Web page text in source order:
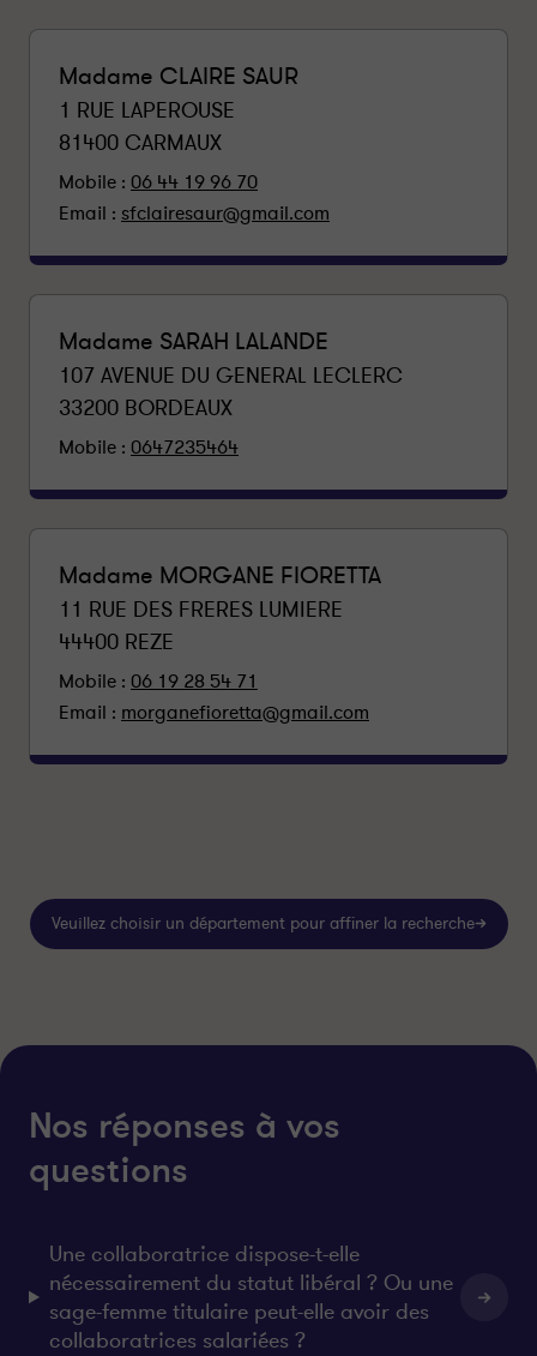
Madame CLAIRE SAUR
1 RUE LAPEROUSE
81400 CARMAUX
Mobile : 06 44 19 96 70
Email : sfclairesaur@gmail.com
Madame SARAH LALANDE
107 AVENUE DU GENERAL LECLERC
33200 BORDEAUX
Mobile : 0647235464
Madame MORGANE FIORETTA
11 RUE DES FRERES LUMIERE
44400 REZE
Mobile : 06 19 28 54 71
Email : morganefioretta@gmail.com
Veuillez choisir un département pour affiner la recherche
Nos réponses à vos
questions
Une collaboratrice dispose-t-elle
nécessairement du statut libéral ? Ou une
sage-femme titulaire peut-elle avoir des
collaboratrices salariées ?